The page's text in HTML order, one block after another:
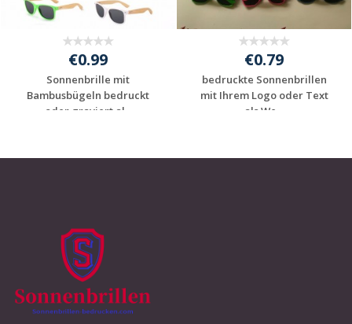
€0.99
Sonnenbrille mit
Bambusbügeln bedruckt
oder graviert al...
anfragen
€0.79
bedruckte Sonnenbrillen
mit Ihrem Logo oder Text
als We...
anfragen